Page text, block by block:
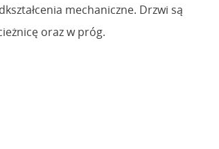
mechaniczne. Drzwi są
oraz w próg.